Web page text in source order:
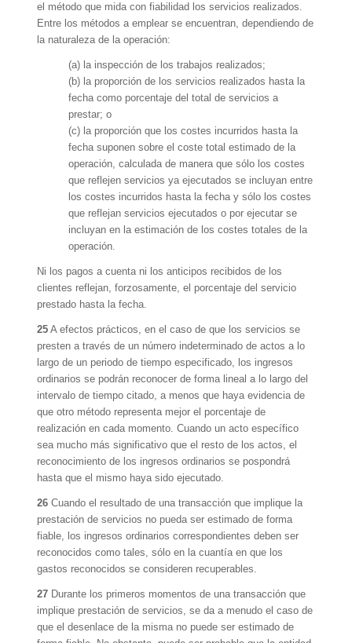
el método que mida con fiabilidad los servicios realizados.
Entre los métodos a emplear se encuentran, dependiendo de
la naturaleza de la operación:
(a) la inspección de los trabajos realizados;
(b) la proporción de los servicios realizados hasta la
fecha como porcentaje del total de servicios a
prestar; o
(c) la proporción que los costes incurridos hasta la
fecha suponen sobre el coste total estimado de la
operación, calculada de manera que sólo los costes
que reflejen servicios ya ejecutados se incluyan entre
los costes incurridos hasta la fecha y sólo los costes
que reflejan servicios ejecutados o por ejecutar se
incluyan en la estimación de los costes totales de la
operación.
Ni los pagos a cuenta ni los anticipos recibidos de los
clientes reflejan, forzosamente, el porcentaje del servicio
prestado hasta la fecha.
25 A efectos prácticos, en el caso de que los servicios se
presten a través de un número indeterminado de actos a lo
largo de un periodo de tiempo especificado, los ingresos
ordinarios se podrán reconocer de forma lineal a lo largo del
intervalo de tiempo citado, a menos que haya evidencia de
que otro método representa mejor el porcentaje de
realización en cada momento. Cuando un acto específico
sea mucho más significativo que el resto de los actos, el
reconocimiento de los ingresos ordinarios se pospondrá
hasta que el mismo haya sido ejecutado.
26 Cuando el resultado de una transacción que implique la
prestación de servicios no pueda ser estimado de forma
fiable, los ingresos ordinarios correspondientes deben ser
reconocidos como tales, sólo en la cuantía en que los
gastos reconocidos se consideren recuperables.
27 Durante los primeros momentos de una transacción que
implique prestación de servicios, se da a menudo el caso de
que el desenlace de la misma no puede ser estimado de